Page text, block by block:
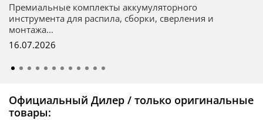
Премиальные комплекты аккумуляторного
инструмента для распила, сборки, сверления и
монтажа...
16.07.2026
Официальный Дилер / только оригинальные
товары: